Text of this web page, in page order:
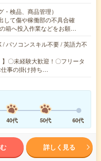
検品、商品管理）
して傷や稼働部の不具合確
箱へ投入作業などをお願…
パソコンスキル不要 / 英語力不
】〇未経験大歓迎！〇フリータ
事の掛け持ち…
40代 50代 60代
詳しく見る